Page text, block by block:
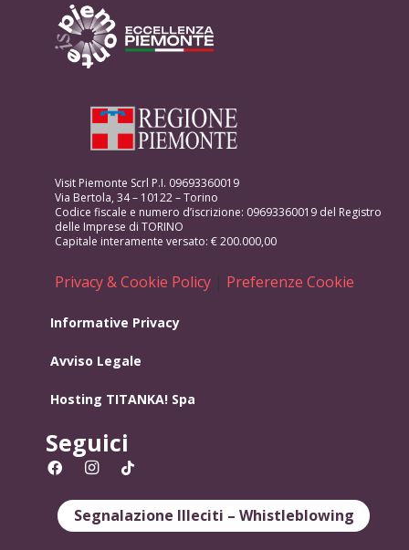
Visit Piemonte Scrl P.I. 09693360019
Via Bertola, 34 – 10122 – Torino
Codice fiscale e numero d’iscrizione: 09693360019 del Registro
delle Imprese di TORINO
Capitale interamente versato: € 200.000,00
Privacy & Cookie Policy | Preferenze Cookie
Informative Privacy
Avviso Legale
Hosting TITANKA! Spa
Seguici
Segnalazione Illeciti – Whistleblowing